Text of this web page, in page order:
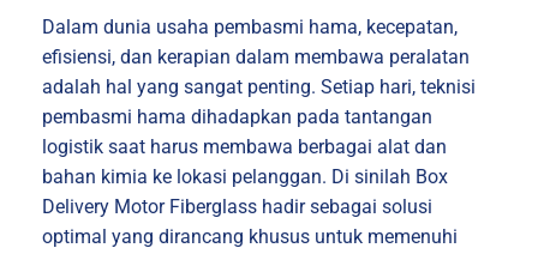
Dalam dunia usaha pembasmi hama, kecepatan,
efisiensi, dan kerapian dalam membawa peralatan
adalah hal yang sangat penting. Setiap hari, teknisi
pembasmi hama dihadapkan pada tantangan
logistik saat harus membawa berbagai alat dan
bahan kimia ke lokasi pelanggan. Di sinilah Box
Delivery Motor Fiberglass hadir sebagai solusi
optimal yang dirancang khusus untuk memenuhi